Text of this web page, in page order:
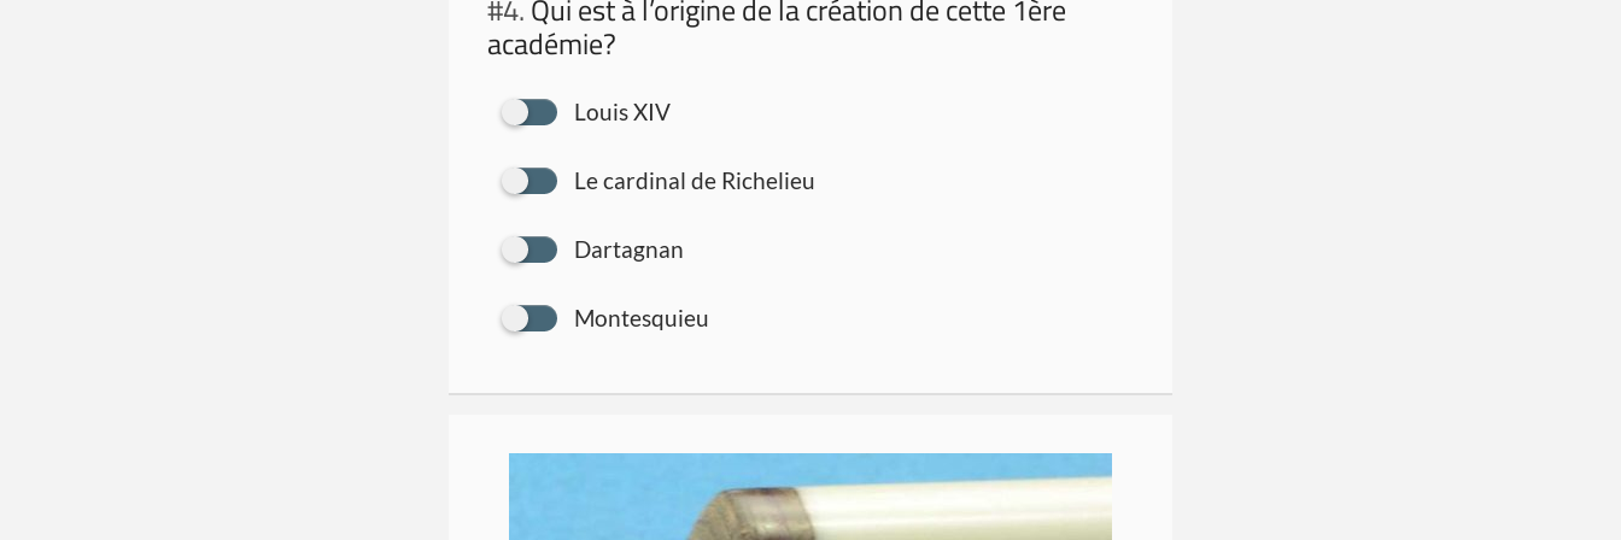
#4.Qui est à l’origine de la création de cette 1ère
académie?
Louis XIV
Le cardinal de Richelieu
Dartagnan
Montesquieu